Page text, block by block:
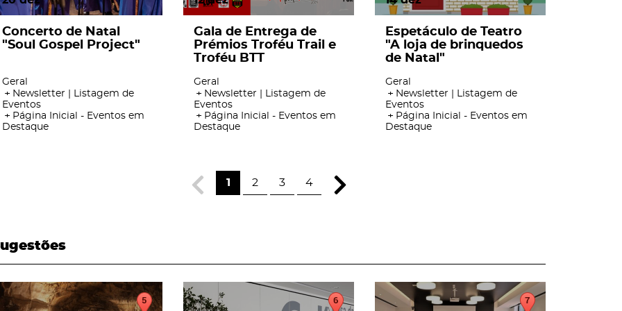
Concerto de Natal
"Soul Gospel Project"
Geral
Newsletter | Listagem de
Eventos
Página Inicial - Eventos em
Destaque
Gala de Entrega de
Prémios Troféu Trail e
Troféu BTT
Geral
Newsletter | Listagem de
Eventos
Página Inicial - Eventos em
Destaque
Espetáculo de Teatro
"A loja de brinquedos
de Natal"
Geral
Newsletter | Listagem de
Eventos
Página Inicial - Eventos em
Destaque
1 2 3 4
page page